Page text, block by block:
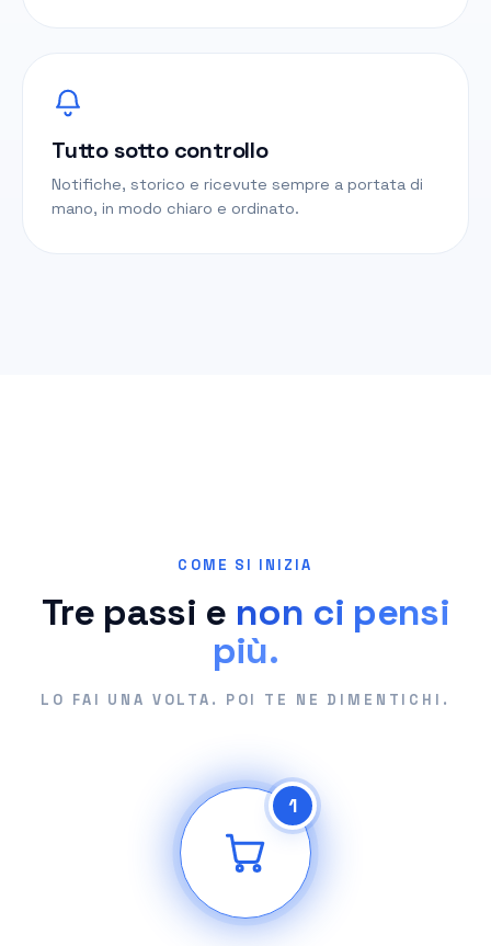
Tutto sotto controllo
Notifiche, storico e ricevute sempre a portata di
mano, in modo chiaro e ordinato.
COME SI INIZIA
Tre passi e non ci pensi
più.
LO FAI UNA VOLTA. POI TE NE DIMENTICHI.
1